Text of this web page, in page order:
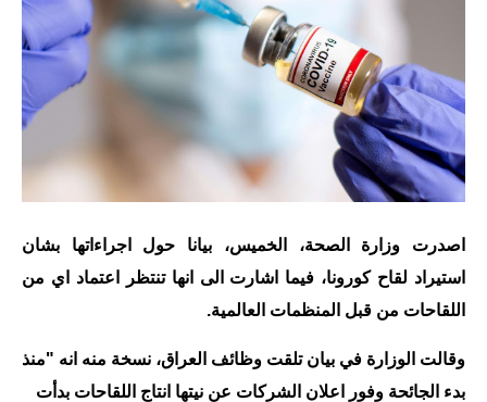
المنح المالية
قطع الاراضي
اخبار العراق
الاخبار السياسية
الاخبار الاقتصادية
الاخبار الرياضية
المدارس
اصدرت وزارة الصحة، الخميس، بيانا حول اجراءاتها بشان
استيراد لقاح كورونا، فيما اشارت الى انها تنتظر اعتماد اي من
اللقاحات من قبل المنظمات العالمية.
وقالت الوزارة في بيان تلقت وظائف العراق، نسخة منه انه "منذ
بدء الجائحة وفور اعلان الشركات عن نيتها انتاج اللقاحات بدأت